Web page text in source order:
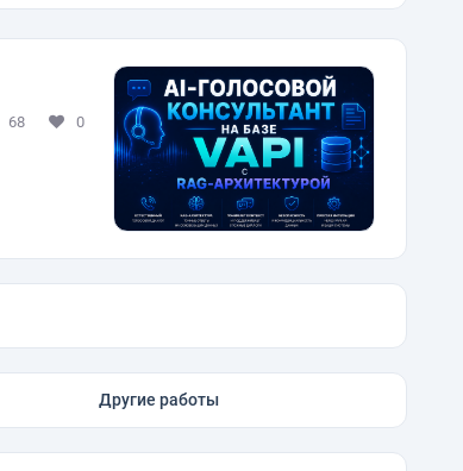
68 0
Другие работы